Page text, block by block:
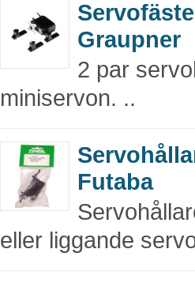
Graupner
2 par
miniservon. ..
Futaba
eller liggande